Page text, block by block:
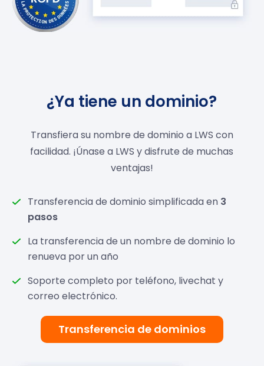
¿Ya tiene un dominio?
Transfiera su nombre de dominio a LWS con
facilidad. ¡Únase a LWS y disfrute de muchas
ventajas!
Transferencia de dominio simplificada en 3
pasos
La transferencia de un nombre de dominio lo
renueva por un año
Soporte completo por teléfono, livechat y
correo electrónico.
Transferencia de dominios